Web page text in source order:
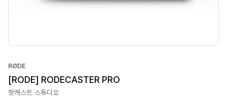
RØDE
[RODE] RODECASTER PRO
팟캐스트 스튜디오